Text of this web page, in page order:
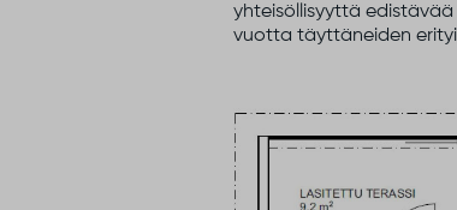
yhteisöllisyyttä
vuotta täyttäneiden